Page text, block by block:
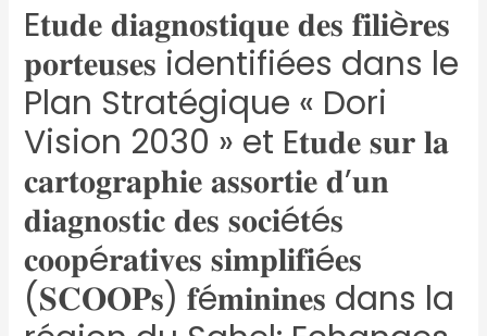
E𝐭𝐮𝐝𝐞 𝐝𝐢𝐚𝐠𝐧𝐨𝐬𝐭𝐢𝐪𝐮𝐞 𝐝𝐞𝐬 𝐟𝐢𝐥𝐢è𝐫𝐞𝐬
𝐩𝐨𝐫𝐭𝐞𝐮𝐬𝐞𝐬 identifiées dans le
Plan Stratégique « Dori
Vision 2030 » et E𝐭𝐮𝐝𝐞 𝐬𝐮𝐫 𝐥𝐚
𝐜𝐚𝐫𝐭𝐨𝐠𝐫𝐚𝐩𝐡𝐢𝐞 𝐚𝐬𝐬𝐨𝐫𝐭𝐢𝐞 𝐝’𝐮𝐧
𝐝𝐢𝐚𝐠𝐧𝐨𝐬𝐭𝐢𝐜 𝐝𝐞𝐬 𝐬𝐨𝐜𝐢é𝐭é𝐬
𝐜𝐨𝐨𝐩é𝐫𝐚𝐭𝐢𝐯𝐞𝐬 𝐬𝐢𝐦𝐩𝐥𝐢𝐟𝐢é𝐞𝐬
(𝐒𝐂𝐎𝐎𝐏𝐬) 𝐟é𝐦𝐢𝐧𝐢𝐧𝐞𝐬 dans la